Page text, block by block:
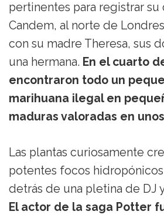
pertinentes para registrar
Candem, al norte de
con su madre Theresa, sus
una hermana. En el cuarto
encontraron todo un
marihuana ilegal en
maduras valoradas en
Las plantas curiosamente
potentes focos
detrás de una pletina de DJ
El actor de la saga Potter